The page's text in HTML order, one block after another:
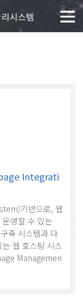
시스템
Integrati
기반으로, 웹
영할 수 있는
축 시스템과 다
웹 호스팅 시스
Managemen